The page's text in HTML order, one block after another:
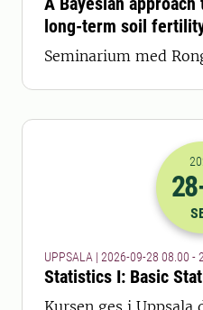
long-term soil
Seminarium med
28
UPPSALA | 2026-09-28 08.00 -
Statistics I: Basic
Kursen ges i Uppsala